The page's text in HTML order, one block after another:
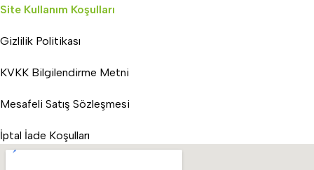
Site Kullanım Koşulları
Gizlilik Politikası
KVKK Bilgilendirme Metni
Mesafeli Satış Sözleşmesi
İptal İade Koşulları